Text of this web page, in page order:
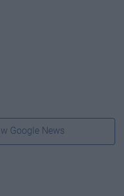
Google News